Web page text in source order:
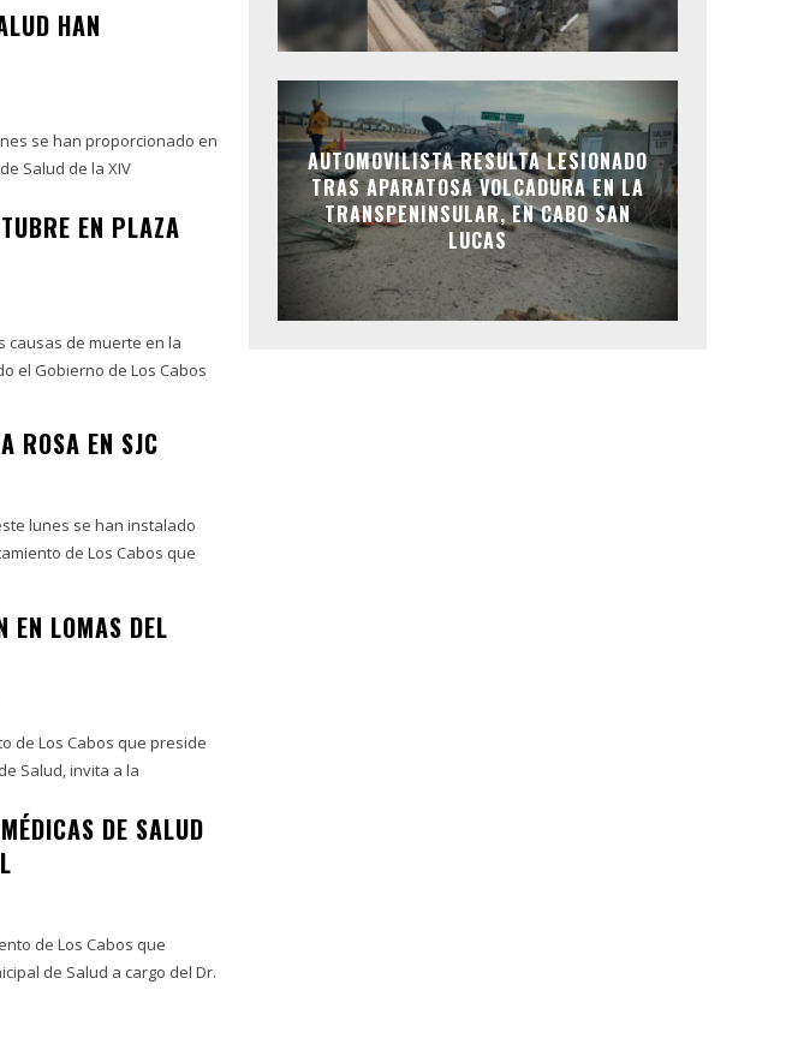
HAN
se han proporcionado en
Salud de la XIV
EN PLAZA
causas de muerte en la
el Gobierno de Los Cabos
ROSA EN SJC
lunes se han instalado
de Los Cabos que
EN LOMAS DEL
de Los Cabos que preside
Salud, invita a la
DE SALUD
de Los Cabos que
de Salud a cargo del Dr.
AUTOMOVILISTA RESULTA LESIONADO
TRAS APARATOSA VOLCADURA EN LA
TRANSPENINSULAR, EN CABO SAN
LUCAS